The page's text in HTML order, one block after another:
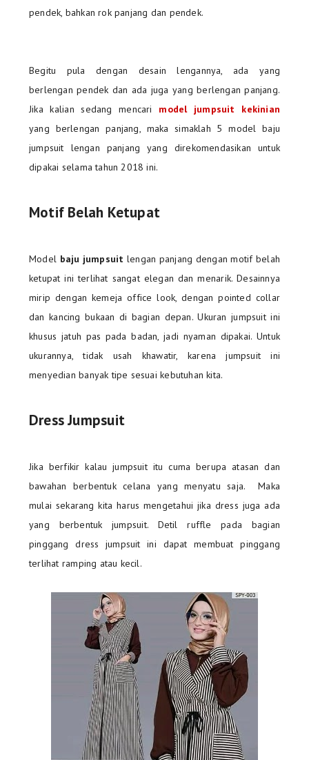
pendek, bahkan rok panjang dan pendek.
Begitu pula dengan desain lengannya, ada yang
berlengan pendek dan ada juga yang berlengan panjang.
Jika kalian sedang mencari model jumpsuit kekinian
yang berlengan panjang, maka simaklah 5 model baju
jumpsuit lengan panjang yang direkomendasikan untuk
dipakai selama tahun 2018 ini.
Motif Belah Ketupat
Model baju jumpsuit lengan panjang dengan motif belah
ketupat ini terlihat sangat elegan dan menarik. Desainnya
mirip dengan kemeja office look, dengan pointed collar
dan kancing bukaan di bagian depan. Ukuran jumpsuit ini
khusus jatuh pas pada badan, jadi nyaman dipakai. Untuk
ukurannya, tidak usah khawatir, karena jumpsuit ini
menyedian banyak tipe sesuai kebutuhan kita.
Dress Jumpsuit
Jika berfikir kalau jumpsuit itu cuma berupa atasan dan
bawahan berbentuk celana yang menyatu saja. Maka
mulai sekarang kita harus mengetahui jika dress juga ada
yang berbentuk jumpsuit. Detil ruffle pada bagian
pinggang dress jumpsuit ini dapat membuat pinggang
terlihat ramping atau kecil.